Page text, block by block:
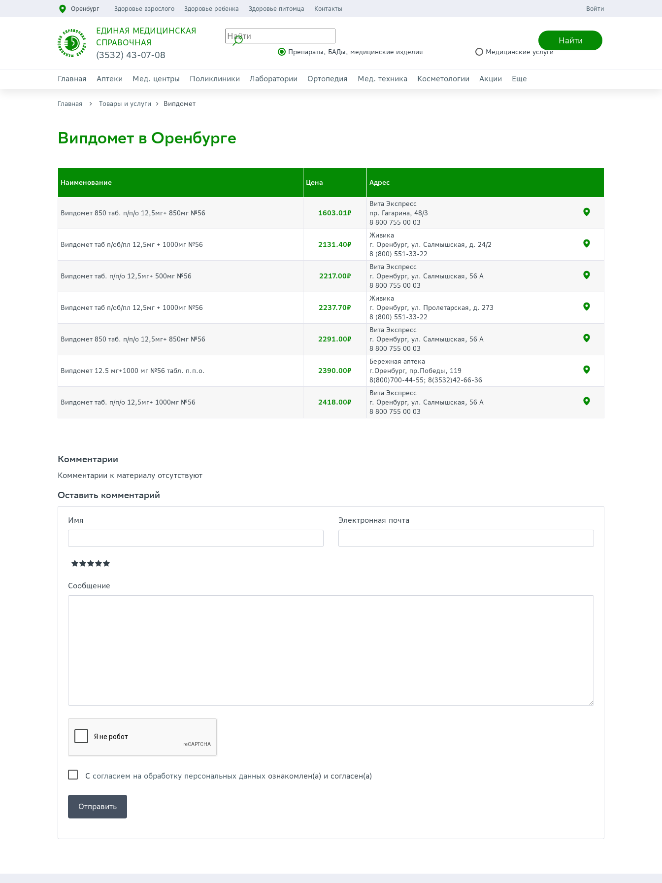
Оренбург Здоровье взрослого Здоровье ребенка Здоровье питомца Контакты Войти
ЕДИНАЯ МЕДИЦИНСКАЯ
СПРАВОЧНАЯ
(3532) 43-07-08
Найти
Препараты, БАДы, медицинские изделия Медицинские услуги
Главная Аптеки Мед. центры Поликлиники Лаборатории Ортопедия Мед. техника Косметологии Акции Еще
Главная Товары и услуги Випдомет
Випдомет в Оренбурге
Наименование Цена Адрес
Випдомет 850 таб. п/п/о 12,5мг+ 850мг №56 1603.01
Вита Экспресс
пр. Гагарина, 48/3
8 800 755 00 03
Випдомет таб п/об/пл 12,5мг + 1000мг №56 2131.40
Живика
г. Оренбург, ул. Салмышская, д. 24/2
8 (800) 551-33-22
Випдомет таб. п/п/о 12,5мг+ 500мг №56 2217.00
Вита Экспресс
г. Оренбург, ул. Салмышская, 56 А
8 800 755 00 03
Випдомет таб п/об/пл 12,5мг + 1000мг №56 2237.70
Живика
г. Оренбург, ул. Пролетарская, д. 273
8 (800) 551-33-22
Випдомет 850 таб. п/п/о 12,5мг+ 850мг №56 2291.00
Вита Экспресс
г. Оренбург, ул. Салмышская, 56 А
8 800 755 00 03
Випдомет 12.5 мг+1000 мг №56 табл. п.п.о. 2390.00
Бережная аптека
г.Оренбург, пр.Победы, 119
8(800)700-44-55; 8(3532)42-66-36
Випдомет таб. п/п/о 12,5мг+ 1000мг №56 2418.00
Вита Экспресс
г. Оренбург, ул. Салмышская, 56 А
8 800 755 00 03
Комментарии
Комментарии к материалу отсутствуют
Оставить комментарий
Имя Электронная почта
Сообщение
С согласием на обработку персональных данных ознакомлен(а) и согласен(а)